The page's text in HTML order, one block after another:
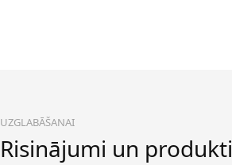
UZGLABĀŠANAI
Risinājumi un produkti